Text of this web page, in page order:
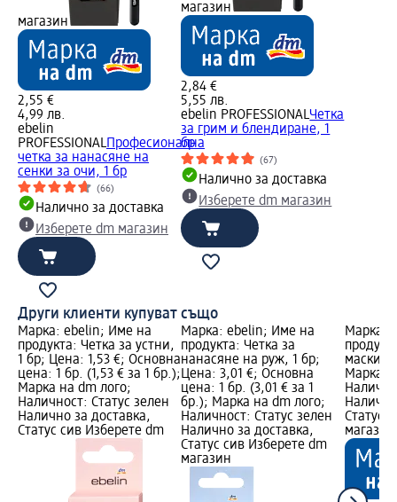
магазин
2,55 €
4,99 лв.
ebelin
PROFESSIONALПрофесионална
четка за нанасяне на
сенки за очи, 1 бр
(66)
Налично за доставка
Изберете dm магазин
магазин
2,84 €
5,55 лв.
ebelin PROFESSIONALЧетка
за грим и блендиране, 1
бр
(67)
Налично за доставка
Изберете dm магазин
Други клиенти купуват също
Марка: ebelin; Име на
продукта: Четка за устни,
1 бр; Цена: 1,53 €; Основна
цена: 1 бр. (1,53 € за 1 бр.);
Марка на dm лого;
Наличност: Статус зелен
Налично за доставка,
Статус сив Изберете dm
Марка: ebelin; Име на
продукта: Четка за
нанасяне на руж, 1 бр;
Цена: 3,01 €; Основна
цена: 1 бр. (3,01 € за 1
бр.); Марка на dm лого;
Наличност: Статус зелен
Налично за доставка,
Статус сив Изберете dm
магазин
Марка:
маски;
Марка
Статус
магазин